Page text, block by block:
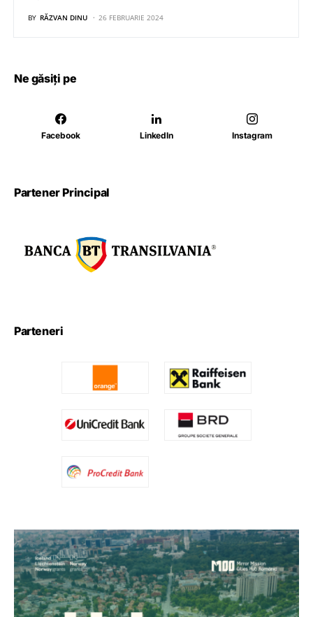
BY RĂZVAN DINU 26 FEBRUARIE 2024
Ne găsiți pe
Facebook LinkedIn Instagram
Partener Principal
Parteneri